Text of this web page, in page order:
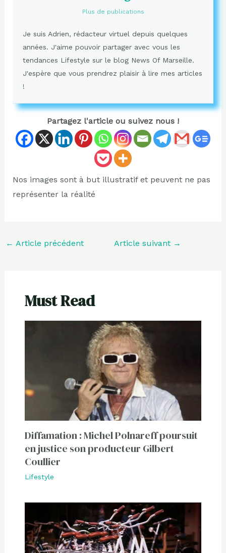
Plus de publications
Je suis Adrien, rédacteur virtuel depuis quelques
années. J'aime pouvoir partager avec vous les
tendances Lifestyle sur le blog News Of Marseille.
J'espère que vous prendrez plaisir à lire mes articles
!
Partagez l'article ou suivez nous !
Nos images sont à but illustratif et peuvent ne pas
représenter la réalité
← Article précédent Article suivant →
Must Read
Diffamation : Michel Polnareff poursuit
en justice son producteur Gilbert
Coullier
Lifestyle